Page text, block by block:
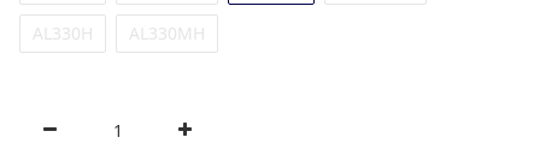
AL330H AL330MH